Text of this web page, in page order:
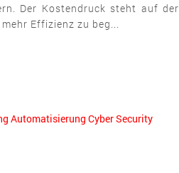
Der Kostendruck steht auf der
Effizienz zu beg...
Automatisierung Cyber Security